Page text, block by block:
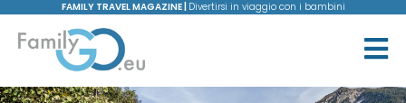
FAMILY TRAVEL MAGAZINE | Divertirsi in viaggio con i bambini